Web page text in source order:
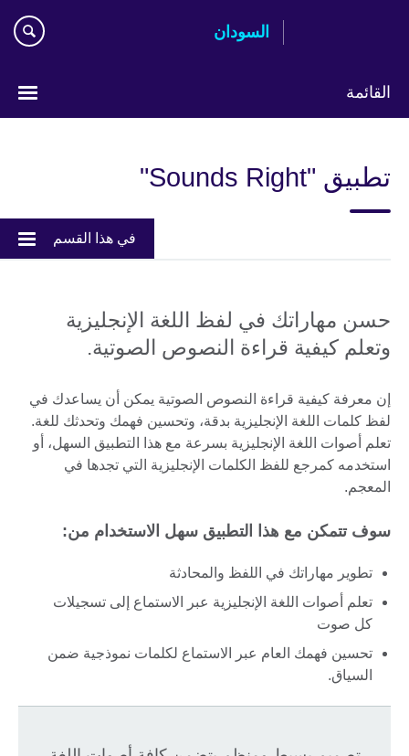
السودان
القائمة
تطبيق "Sounds Right"
في هذا القسم
حسن مهاراتك في لفظ اللغة الإنجليزية
وتعلم كيفية قراءة النصوص الصوتية.
إن معرفة كيفية قراءة النصوص الصوتية يمكن أن يساعدك في
لفظ كلمات اللغة الإنجليزية بدقة، وتحسين فهمك وتحدثك للغة.
تعلم أصوات اللغة الإنجليزية بسرعة مع هذا التطبيق السهل، أو
استخدمه كمرجع للفظ الكلمات الإنجليزية التي تجدها في
المعجم.
سوف تتمكن مع هذا التطبيق سهل الاستخدام من:
تطوير مهاراتك في اللفظ والمحادثة
تعلم أصوات اللغة الإنجليزية عبر الاستماع إلى تسجيلات
كل صوت
تحسين فهمك العام عبر الاستماع لكلمات نموذجية ضمن
السياق.